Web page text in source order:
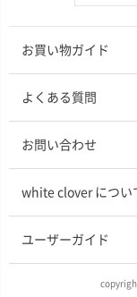
お買い物ガイド
よくある質問
お問い合わせ
white clover につい
ユーザーガイド